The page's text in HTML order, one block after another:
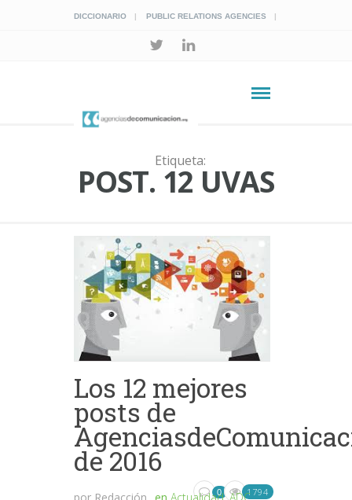
DICCIONARIO PUBLIC RELATIONS AGENCIES
Etiqueta:
POST. 12 UVAS
Los 12 mejores
posts de
de 2016
0 1794